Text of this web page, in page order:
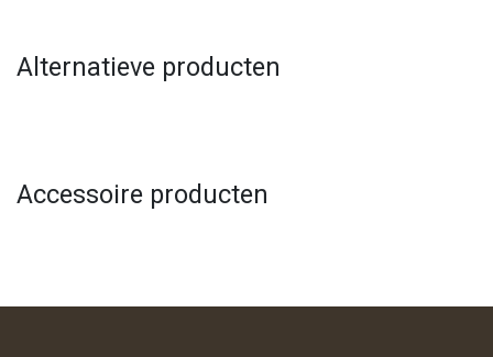
Alternatieve producten
Accessoire producten